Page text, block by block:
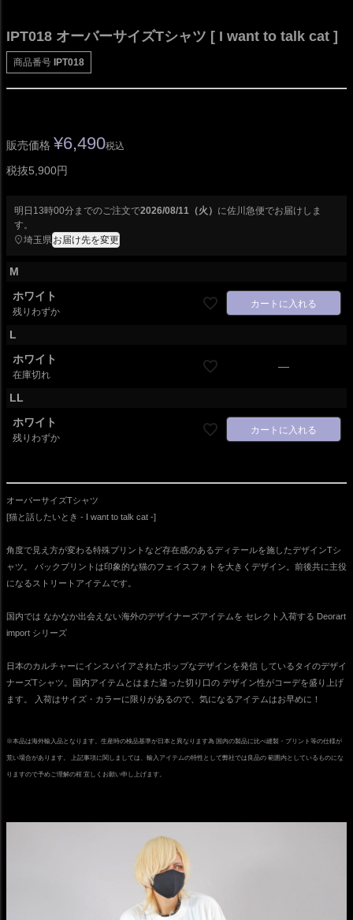
IPT018 オーバーサイズTシャツ [ I want to talk cat ]
商品番号 IPT018
販売価格 ¥6,490税込
税抜5,900円
明日 13時00分までのご注文で2026/08/11（火） に佐川急便でお届けしま
す。
埼玉県 お届け先を変更
M
ホワイト
残りわずか
カートに入れる
L
ホワイト
在庫切れ
—
LL
ホワイト
残りわずか
カートに入れる
オーバーサイズTシャツ
[猫と話したいとき - I want to talk cat -]
角度で見え方が変わる特殊プリントなど存在感のあるディテールを施したデザインTシ
ャツ。 バックプリントは印象的な猫のフェイスフォトを大きくデザイン。前後共に主役
になるストリートアイテムです。
国内では なかなか出会えない海外のデザイナーズアイテムを セレクト入荷する Deorart
import シリーズ
日本のカルチャーにインスパイアされたポップなデザインを発信 しているタイのデザイ
ナーズTシャツ。国内アイテムとはまた違った切り口の デザイン性がコーデを盛り上げ
ます。 入荷はサイズ・カラーに限りがあるので、気になるアイテムはお早めに！
※本品は海外輸入品となります。生産時の検品基準が日本と異なります為 国内の製品に比べ縫製・プリント等の仕様が
荒い場合があります。 上記事項に関しましては、輸入アイテムの特性として弊社では良品の 範囲内としているものにな
りますので予めご理解の程 宜しくお願い申し上げます。